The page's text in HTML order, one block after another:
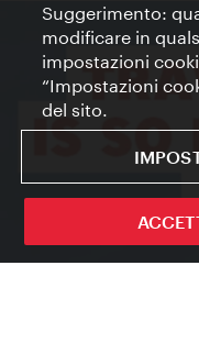
Suggerimento:
modificare in
impostazioni
“Impostazioni
del sito.